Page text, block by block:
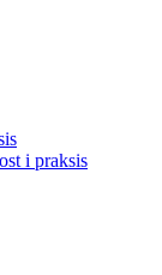
i praksis